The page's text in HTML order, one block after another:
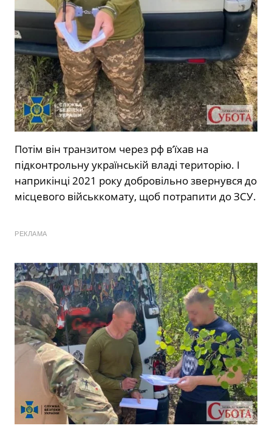
Потім він транзитом через рф в’їхав на
підконтрольну українській владі територію. І
наприкінці 2021 року добровільно звернувся до
місцевого військкомату, щоб потрапити до ЗСУ.
РЕКЛАМА